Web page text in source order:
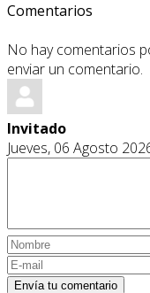
Comentarios
No hay comentarios
enviar un comentario.
Invitado
Jueves, 06 Agosto
Envía tu comentario